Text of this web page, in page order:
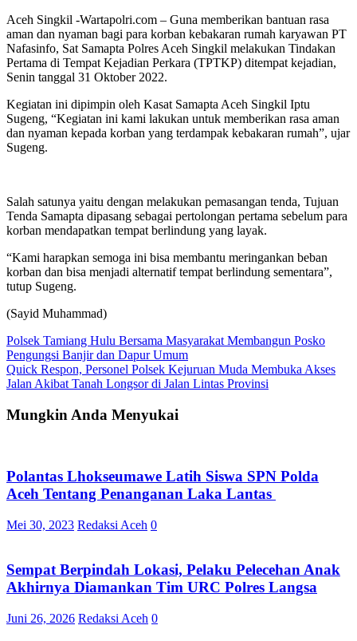
Aceh Singkil -Wartapolri.com – Guna memberikan bantuan rasa
aman dan nyaman bagi para korban kebakaran rumah karyawan PT
Nafasinfo, Sat Samapta Polres Aceh Singkil melakukan Tindakan
Pertama di Tempat Kejadian Perkara (TPTKP) ditempat kejadian,
Senin tanggal 31 Oktober 2022.
Kegiatan ini dipimpin oleh Kasat Samapta Aceh Singkil Iptu
Sugeng, “Kegiatan ini kami lakukan untuk memberikan rasa aman
dan nyaman kepada korban yang terdampak kebakaran rumah”, ujar
Sugeng.
Salah satunya yaitu dengan melakukan pemasangan tenda, Tujuan
Tenda Samapta dipasang sebagai pertolongan pertama sebelum para
korban mendapatkan tempat berlindung yang layak.
“Kami harapkan semoga ini bisa membantu meringankan beban
korban dan bisa menjadi alternatif tempat berlindung sementara”,
tutup Sugeng.
(Sayid Muhammad)
Navigasi
pos
Polsek Tamiang Hulu Bersama Masyarakat Membangun Posko
Pengungsi Banjir dan Dapur Umum
Quick Respon, Personel Polsek Kejuruan Muda Membuka Akses
Jalan Akibat Tanah Longsor di Jalan Lintas Provinsi
Mungkin Anda Menyukai
Polantas Lhokseumawe Latih Siswa SPN Polda
Aceh Tentang Penanganan Laka Lantas
Mei 30, 2023 Redaksi Aceh 0
Sempat Berpindah Lokasi, Pelaku Pelecehan Anak
Akhirnya Diamankan Tim URC Polres Langsa
Juni 26, 2026 Redaksi Aceh 0